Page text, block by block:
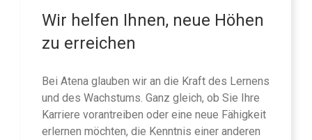
Wir helfen Ihnen, neue Höhen
zu erreichen
Bei Atena glauben wir an die Kraft des Lernens
und des Wachstums. Ganz gleich, ob Sie Ihre
Karriere vorantreiben oder eine neue Fähigkeit
erlernen möchten, die Kenntnis einer anderen